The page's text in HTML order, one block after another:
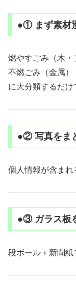
●① まず素材
燃やすごみ（木・
不燃ごみ（金属）
に大分類するだけ
●② 写真をま
個人情報が含まれ
●③ ガラス板
段ボール＋新聞紙